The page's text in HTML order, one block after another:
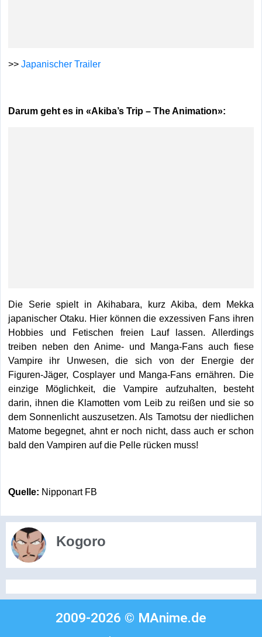
>> Japanischer Trailer
Darum geht es in «Akiba’s Trip – The Animation»:
Die Serie spielt in Akihabara, kurz Akiba, dem Mekka
japanischer Otaku. Hier können die exzessiven Fans ihren
Hobbies und Fetischen freien Lauf lassen. Allerdings
treiben neben den Anime- und Manga-Fans auch fiese
Vampire ihr Unwesen, die sich von der Energie der
Figuren-Jäger, Cosplayer und Manga-Fans ernähren. Die
einzige Möglichkeit, die Vampire aufzuhalten, besteht
darin, ihnen die Klamotten vom Leib zu reißen und sie so
dem Sonnenlicht auszusetzen. Als Tamotsu der niedlichen
Matome begegnet, ahnt er noch nicht, dass auch er schon
bald den Vampiren auf die Pelle rücken muss!
Quelle: Nipponart FB
Kogoro
2009-2026 © MAnime.de